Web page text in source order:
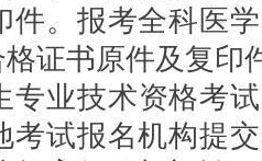
件。报考全科医
证书原件及复印
专业技术资格考
考试报名机构提